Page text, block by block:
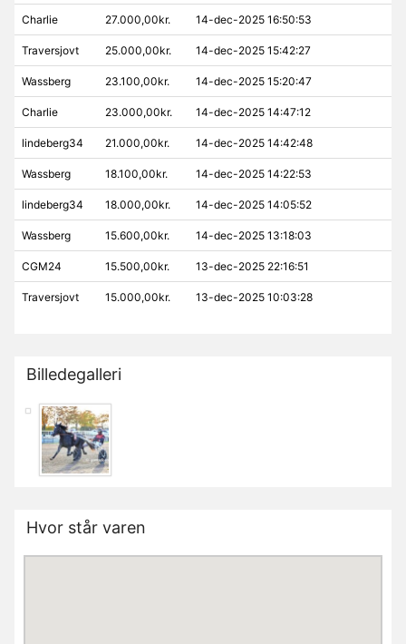
Charlie 27.000,00kr. 14-dec-2025 16:50:53
Traversjovt 25.000,00kr. 14-dec-2025 15:42:27
Wassberg 23.100,00kr. 14-dec-2025 15:20:47
Charlie 23.000,00kr. 14-dec-2025 14:47:12
lindeberg34 21.000,00kr. 14-dec-2025 14:42:48
Wassberg 18.100,00kr. 14-dec-2025 14:22:53
lindeberg34 18.000,00kr. 14-dec-2025 14:05:52
Wassberg 15.600,00kr. 14-dec-2025 13:18:03
CGM24 15.500,00kr. 13-dec-2025 22:16:51
Traversjovt 15.000,00kr. 13-dec-2025 10:03:28
Billedegalleri
Hvor står varen